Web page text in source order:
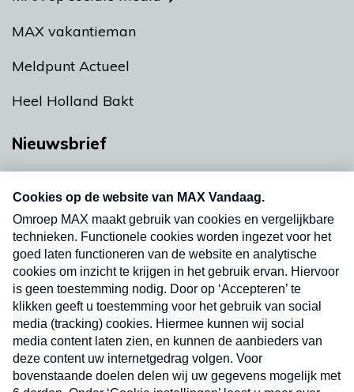
MAX vakantieman
Meldpunt Actueel
Heel Holland Bakt
Nieuwsbrief
nieuwsbrief. Elke vrijdag- en dinsdagochtend in
uw mailbox.
Verzend